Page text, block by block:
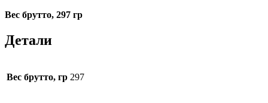
Вес брутто, 297 гр
Детали
Вес брутто, гр 297